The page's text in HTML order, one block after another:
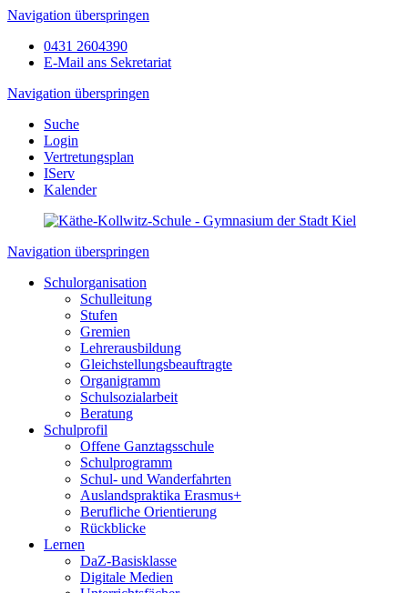
Navigation überspringen
0431 2604390
E-Mail ans Sekretariat
Navigation überspringen
Suche
Login
Vertretungsplan
IServ
Kalender
Navigation überspringen
Schulorganisation
Schulleitung
Stufen
Gremien
Lehrerausbildung
Gleichstellungsbeauftragte
Organigramm
Schulsozialarbeit
Beratung
Schulprofil
Offene Ganztagsschule
Schulprogramm
Schul- und Wanderfahrten
Auslandspraktika Erasmus+
Berufliche Orientierung
Rückblicke
Lernen
DaZ-Basisklasse
Digitale Medien